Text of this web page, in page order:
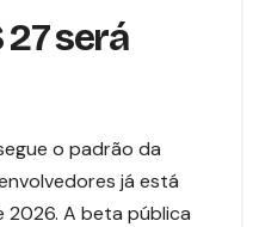
27 será
o padrão da
já está
2026. A beta pública